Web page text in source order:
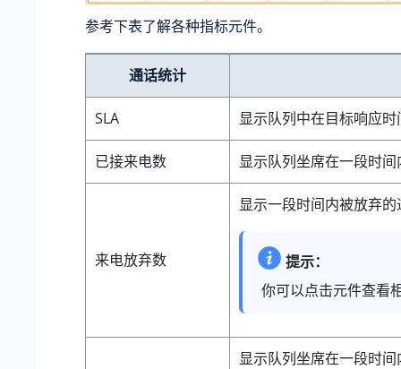
参考下表了解各种指标元件。
通话统计
SLA 显示队列中在目标响应
已接来电数 显示队列坐席在一段时
来电放弃数
显示一段时间内被放弃
提示：
你可以点击元件查看
显示队列坐席在一段时